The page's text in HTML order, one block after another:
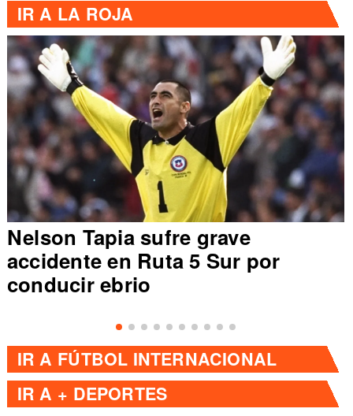
IR A LA ROJA
Nelson Tapia sufre grave
accidente en Ruta 5 Sur por
conducir ebrio
IR A FÚTBOL INTERNACIONAL
IR A + DEPORTES